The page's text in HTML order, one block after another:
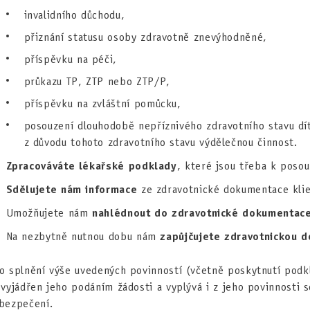
invalidního důchodu,
přiznání statusu osoby zdravotně znevýhodněné,
příspěvku na péči,
průkazu TP, ZTP nebo ZTP/P,
příspěvku na zvláštní pomůcku,
posouzení dlouhodobě nepříznivého zdravotního stavu
z důvodu tohoto zdravotního stavu výdělečnou činnost.
Zpracováváte lékařské podklady, které jsou třeba k
Sdělujete nám informace ze zdravotnické dokumentace
Umožňujete námnahlédnout do zdravotnické
Na nezbytně nutnou dobu námzapůjčujete zdravotnickou
splnění výše uvedených povinností (včetně poskytnutí
jeho podáním žádosti a vyplývá i z jeho povinnosti